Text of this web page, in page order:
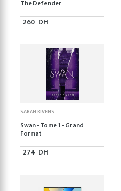
The Defender
260 DH
SARAH RIVENS
Swan - Tome 1 - Grand
Format
274 DH